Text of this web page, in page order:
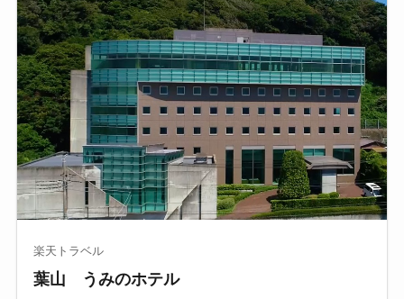
楽天トラベル
葉山 うみのホテル